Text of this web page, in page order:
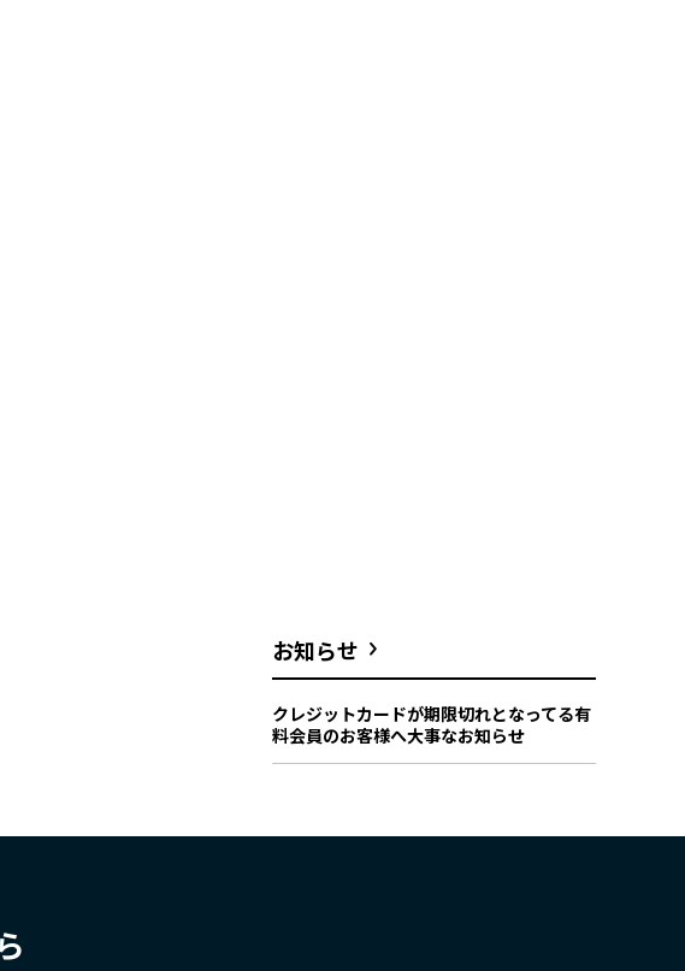
お知らせ
クレジットカードが期限切れとなってる有
料会員のお客様へ大事なお知らせ